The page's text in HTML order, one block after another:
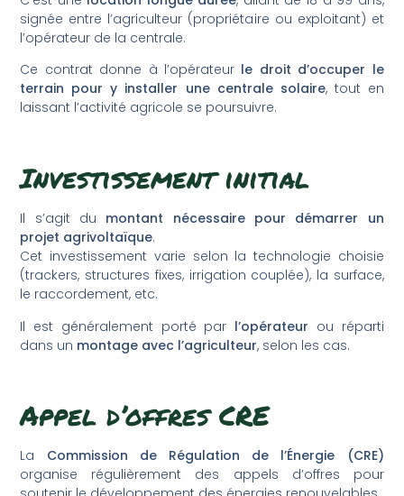
signée entre l’agriculteur (propriétaire ou exploitant) et
l’opérateur de la centrale.
Ce contrat donne à l’opérateur le droit d’occuper le
terrain pour y installer une centrale solaire, tout en
laissant l’activité agricole se poursuivre.
Investissement initial
Il s’agit du montant nécessaire pour démarrer un
projet agrivoltaïque.
Cet investissement varie selon la technologie choisie
(trackers, structures fixes, irrigation couplée), la surface,
le raccordement, etc.
Il est généralement porté par l’opérateur ou réparti
dans un montage avec l’agriculteur, selon les cas.
Appel d’offres CRE
La Commission de Régulation de l’Énergie (CRE)
organise régulièrement des appels d’offres pour